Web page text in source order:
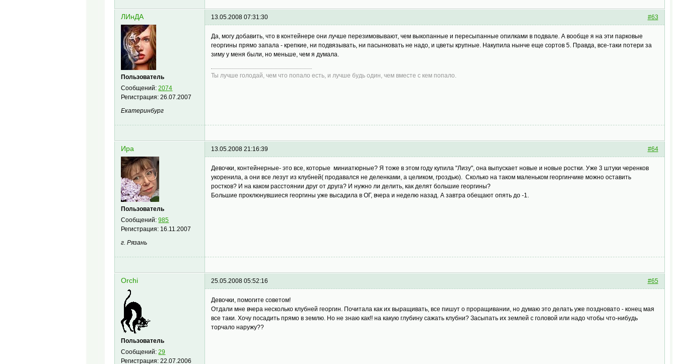
ЛИнДА
Пользователь
Сообщений:2074
Регистрация:26.07.2007
Екатеринбург
#63
13.05.2008 07:31:30
Да, могу добавить, что в контейнере они лучше перезимовывают, чем выкопанные и пересыпанные опилками в подвале. А вообще я на эти парковые
георгины прямо запала - крепкие, ни подвязывать, ни пасынковать не надо, и цветы крупные. Накупила нынче еще сортов 5. Правда, все-таки потери за
зиму у меня были, но меньше, чем я думала.
Ты лучше голодай, чем что попало есть, и лучше будь один, чем вместе с кем попало.
Ира
Пользователь
Сообщений:985
Регистрация: 16.11.2007
г. Рязань
#64
13.05.2008 21:16:39
Девочки, контейнерные- это все, которые миниатюрные? Я тоже в этом году купила "Лизу", она выпускает новые и новые ростки. Уже 3 штуки черенков
укоренила, а они все лезут из клубней( продавался не деленками, а целиком, гроздью). Сколько на таком маленьком георгинчике можно оставить
ростков? И на каком расстоянии друг от друга? И нужно ли делить, как делят большие георгины?
Большие проклюнувшиеся георгины уже высадила в ОГ, вчера и неделю назад. А завтра обещают опять до -1.
Orchi
Пользователь
Сообщений:29
Регистрация:22.07.2006
#65
25.05.2008 05:52:16
Девочки, помогите советом!
Отдали мне вчера несколько клубней георгин. Почитала как их выращивать, все пишут о проращивании, но думаю это делать уже поздновато - конец мая
все таки. Хочу посадить прямо в землю. Но не знаю как!! на какую глубину сажать клубни? Засыпать их землей с головой или надо чтобы что-нибудь
торчало наружу??